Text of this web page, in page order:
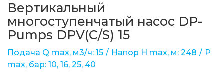
Вертикальный
многоступенчатый насос DP-
Pumps DPV(C/S) 15
Подача Q max, м3/ч: 15 Напор Н max, м: 248
Р
max, бар: 10, 16, 25, 40